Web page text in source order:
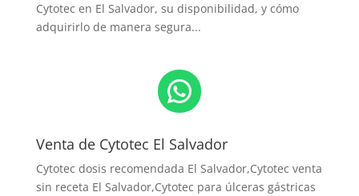
Cytotec en El Salvador, su disponibilidad, y cómo
adquirirlo de manera segura...
WhatsApp
Venta de Cytotec El Salvador
Cytotec dosis recomendada El Salvador,Cytotec venta
sin receta El Salvador,Cytotec para úlceras gástricas